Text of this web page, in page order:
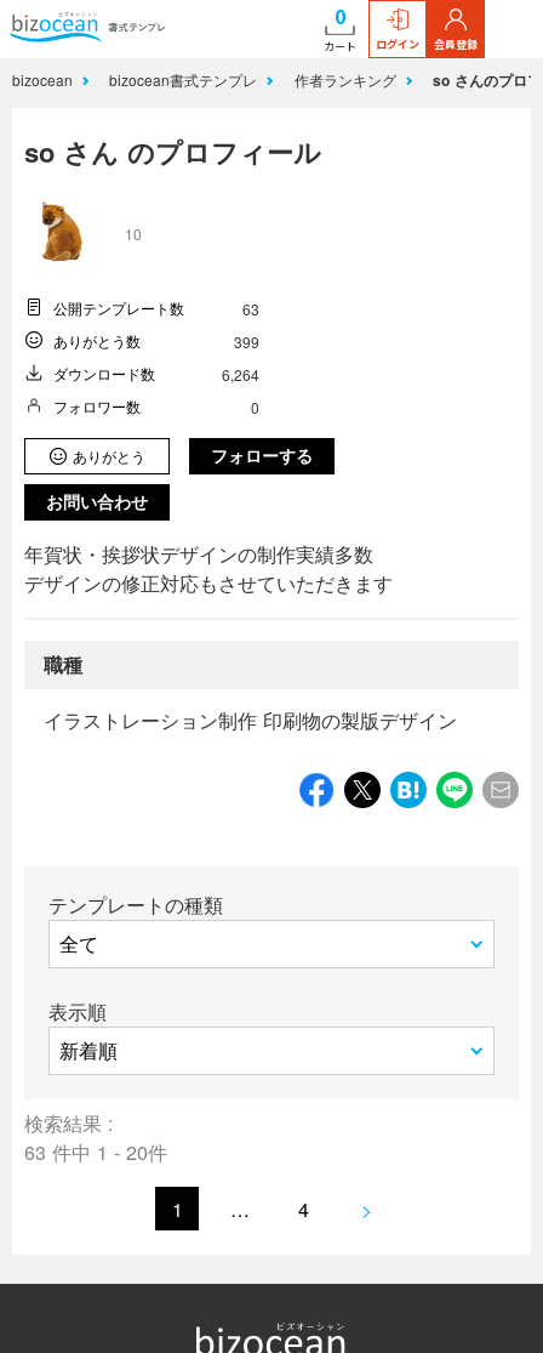
0
カート ログイン 会員登録
bizocean bizocean書式テンプレ 作者ランキング so さんのプロ
so さん のプロフィール
10
公開テンプレート数
63
ありがとう数
399
ダウンロード数
6,264
フォロワー数
0
ありがとう フォローする
お問い合わせ
年賀状・挨拶状デザインの制作実績多数
デザインの修正対応もさせていただきます
職種
イラストレーション制作 印刷物の製版デザイン
テンプレートの種類
表示順
検索結果 :
63 件中 1 - 20件
1 … 4 >